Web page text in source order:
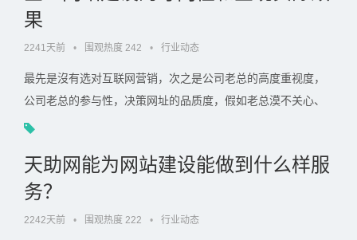
果
2241天前 • 围观热度 242 • 行业动态
最先是沒有选对互联网营销，次之是公司老总的高度重视度，
公司老总的参与性，决策网址的品质度，假如老总漠不关心、
对互联网营销的了解又不足刻骨铭心，手底下又不行，你的网 .
天助网能为网站建设能做到什么样服
务？
2242天前 • 围观热度 222 • 行业动态